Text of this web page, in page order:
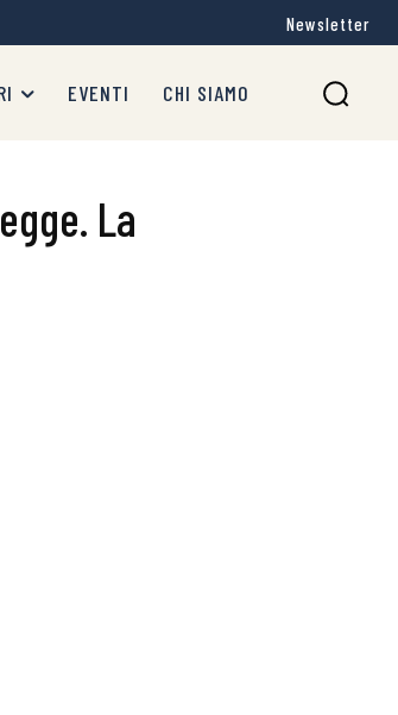
Newsletter
EVENTI CHI SIAMO
La